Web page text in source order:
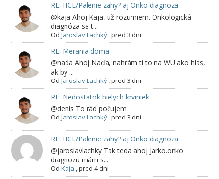
RE: HCL/Palenie zahy? aj Onko diagnoza
@kaja Ahoj Kaja, už rozumiem. Onkologická
diagnóza sa t...
Od Jaroslav Lachký,pred 3 dni
RE: Merania doma
@nada Ahoj Naďa, nahrám ti to na WU ako hlas,
ak by ...
Od Jaroslav Lachký,pred 3 dni
RE: Nedostatok bielych krviniek.
@denis To rád počujem
Od Jaroslav Lachký,pred 3 dni
RE: HCL/Palenie zahy? aj Onko diagnoza
@jaroslavlachky Tak teda ahoj Jarko.onko
diagnozu mám s...
Od Kaja ,pred 4 dni